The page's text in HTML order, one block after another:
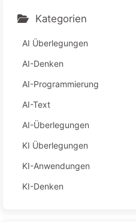
Kategorien
AI Überlegungen
AI-Denken
AI-Programmierung
AI-Text
AI-Überlegungen
KI Überlegungen
KI-Anwendungen
KI-Denken